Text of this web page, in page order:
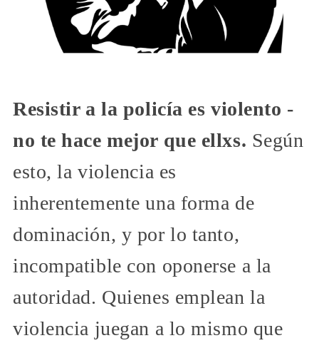
Resistir a la policía es violento -
no te hace mejor que ellxs. Según
esto, la violencia es
inherentemente una forma de
dominación, y por lo tanto,
incompatible con oponerse a la
autoridad. Quienes emplean la
violencia juegan a lo mismo que